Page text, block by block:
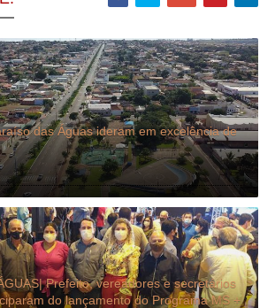
das Águas ideram em excelência de
Prefeito, vereadores e secretários
do lançamento do Programa MS +